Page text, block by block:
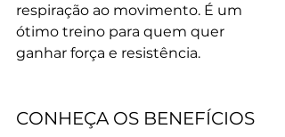
respiração ao movimento. É um
ótimo treino para quem quer
ganhar força e resistência.
CONHEÇA OS BENEFÍCIOS